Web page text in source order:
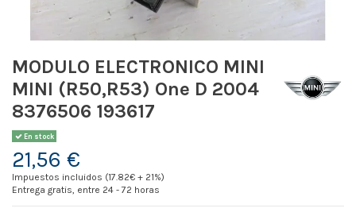
MODULO ELECTRONICO MINI
MINI (R50,R53) One D 2004
8376506 193617
En stock
21,56 €
Impuestos incluidos (17.82€ + 21%)
Entrega gratis, entre 24 - 72 horas